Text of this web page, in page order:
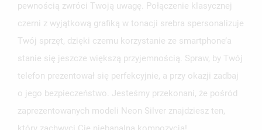
pewnością zwróci Twoją uwagę. Połączenie klasycznej
czerni z wyjątkową grafiką w tonacji srebra spersonalizuje
Twój sprzęt, dzięki czemu korzystanie ze smartphone’a
stanie się jeszcze większą przyjemnością. Spraw, by Twój
telefon prezentował się perfekcyjnie, a przy okazji zadbaj
o jego bezpieczeństwo. Jesteśmy przekonani, że pośród
zaprezentowanych modeli Neon Silver znajdziesz ten,